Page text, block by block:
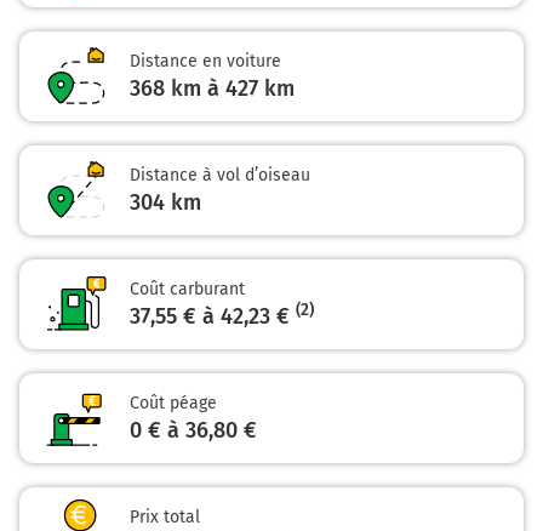
Dijon
Vesoul-Ouest
Gray
Au rond-point, prendre la 2ème sortie sur D457 et
continuer sur 2 kilomètres
Espace de la Motte
43,4 km
Au rond-point, prendre la 2ème sortie sur D457 et
D457
Distance en voiture
368 km à 427 km
Distance à vol d’oiseau
304 km
Coût carburant
37,55 € à 42,23 € (2)
Coût péage
0 € à 36,80 €
Prix total